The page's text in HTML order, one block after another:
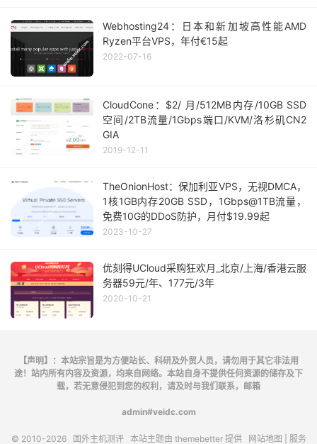
Webhosting24：日本和新加坡高性能AMD
Ryzen平台VPS，年付€15起
2022-07-16
CloudCone：$2/ 月/512MB内存/10GB SSD
空间/2TB流量/1Gbps端口/KVM/洛杉矶CN2
GIA
2019-12-11
TheOnionHost：保加利亚VPS，无视DMCA，
1核1GB内存20GB SSD，1Gbps@1TB流量，
免费10G的DDoS防护，月付$19.99起
2023-10-27
优刻得UCloud采购狂欢月_北京/上海/香港云服
务器59元/年、177元/3年
2020-10-21
【声明】：本站宗旨是为方便站长、科研及外贸人员，请勿用于其它非法用
途！站内所有内容及资源，均来自网络。本站自身不提供任何资源的储存及下
载，若无意侵犯到您的权利，请及时与我们联系，邮箱
admin#veidc.com
© 2010-2026 国外主机测评本站主题由 themebetter提供 网站地图 | 服务